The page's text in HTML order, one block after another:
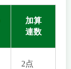
加算
連数
2点